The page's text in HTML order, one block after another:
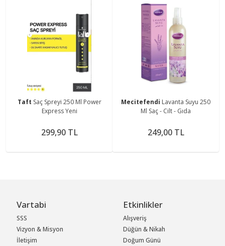
Taft Saç Spreyi 250 Ml Power
Express Yeni
299,90 TL
Mecitefendi Lavanta Suyu 250
Ml Saç - Cilt - Gıda
249,00 TL
Vartabi
SSS
Vizyon & Misyon
İletişim
Etkinlikler
Alışveriş
Düğün & Nikah
Doğum Günü